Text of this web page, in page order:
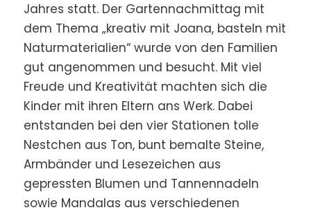
Jahres statt. Der Gartennachmittag mit
dem Thema „kreativ mit Joana, basteln mit
Naturmaterialien“ wurde von den Familien
gut angenommen und besucht. Mit viel
Freude und Kreativität machten sich die
Kinder mit ihren Eltern ans Werk. Dabei
entstanden bei den vier Stationen tolle
Nestchen aus Ton, bunt bemalte Steine,
Armbänder und Lesezeichen aus
gepressten Blumen und Tannennadeln
sowie Mandalas aus verschiedenen